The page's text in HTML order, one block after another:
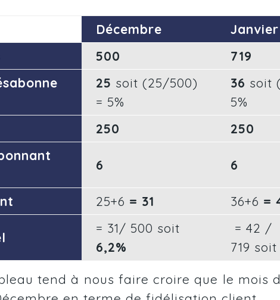
Décembre
Janvier
500
719
25 soit (25/500)
= 5%
36 soit
5%
250
250
6 6
25+6 = 31 36+6 =
= 31/ 500 soit
6,2%
= 42 /
719 soit
tend à nous faire croire que le mois